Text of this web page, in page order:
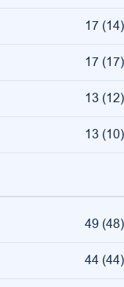
17 (14)
17 (17)
13 (12)
13 (10)
49 (48)
44 (44)